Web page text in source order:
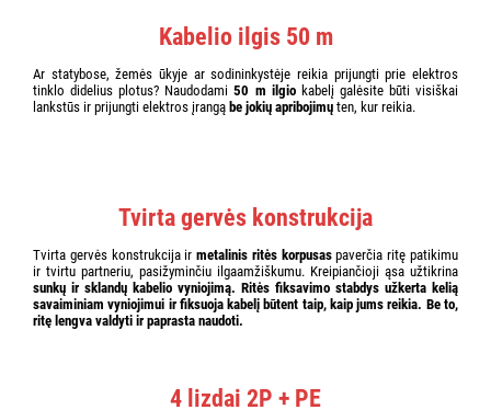
Kabelio ilgis 50 m
Ar statybose, žemės ūkyje ar sodininkystėje reikia prijungti prie elektros
tinklo didelius plotus? Naudodami50 m ilgiokabelį galėsite būti visiškai
lankstūs ir prijungti elektros įrangą be jokių apribojimų ten, kur reikia.
Tvirta gervės konstrukcija
Tvirta gervės konstrukcija irmetalinis ritės korpusaspaverčia ritę patikimu
ir tvirtu partneriu, pasižyminčiu ilgaamžiškumu. Kreipiančioji ąsa užtikrina
sunkų ir sklandų kabelio vyniojimą. Ritės fiksavimo stabdys užkerta kelią
savaiminiam vyniojimui ir fiksuoja kabelį būtent taip, kaip jums reikia. Be to,
ritę lengva valdyti ir paprasta naudoti.
4 lizdai 2P + PE